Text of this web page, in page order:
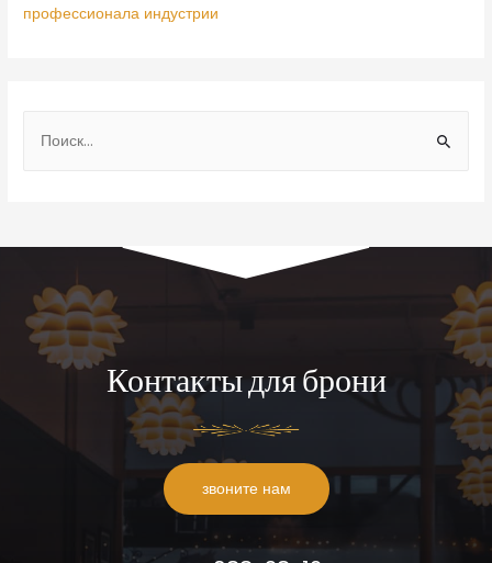
профессионала индустрии
Контакты для брони
звоните нам